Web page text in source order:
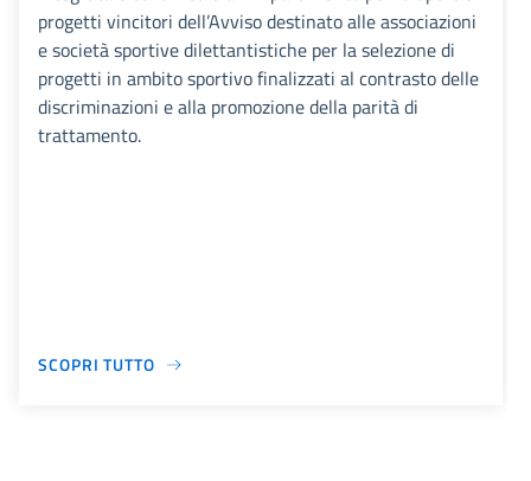
progetti vincitori dell’Avviso destinato alle associazioni
e società sportive dilettantistiche per la selezione di
progetti in ambito sportivo finalizzati al contrasto delle
discriminazioni e alla promozione della parità di
trattamento.
SCOPRI TUTTO